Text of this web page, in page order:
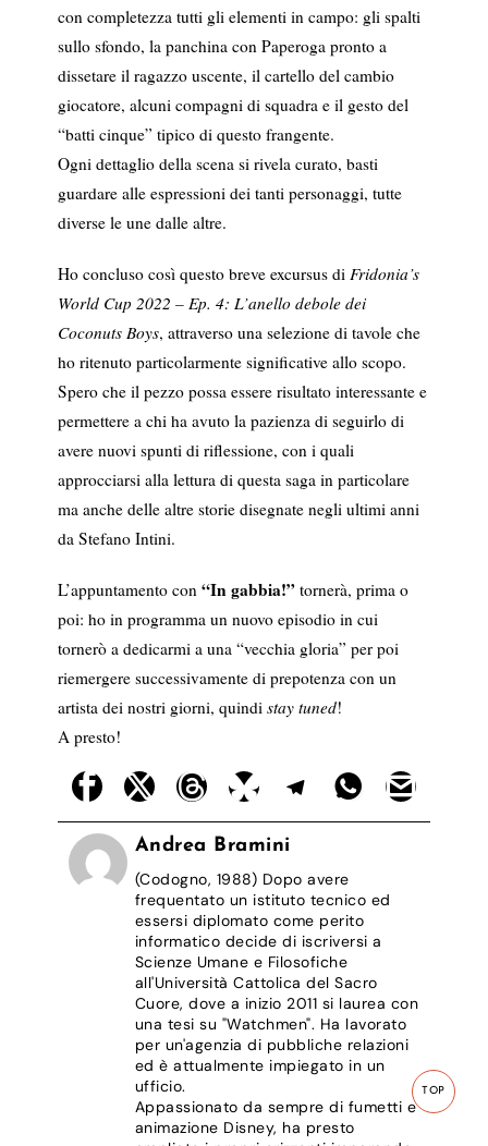
con completezza tutti gli elementi in campo: gli spalti
sullo sfondo, la panchina con Paperoga pronto a
dissetare il ragazzo uscente, il cartello del cambio
giocatore, alcuni compagni di squadra e il gesto del
“batti cinque” tipico di questo frangente.
Ogni dettaglio della scena si rivela curato, basti
guardare alle espressioni dei tanti personaggi, tutte
diverse le une dalle altre.
Ho concluso così questo breve excursus di Fridonia’s
World Cup 2022 – Ep. 4: L’anello debole dei
Coconuts Boys, attraverso una selezione di tavole che
ho ritenuto particolarmente significative allo scopo.
Spero che il pezzo possa essere risultato interessante e
permettere a chi ha avuto la pazienza di seguirlo di
avere nuovi spunti di riflessione, con i quali
approcciarsi alla lettura di questa saga in particolare
ma anche delle altre storie disegnate negli ultimi anni
da Stefano Intini.
L’appuntamento con “In gabbia!”tornerà, prima o
poi: ho in programma un nuovo episodio in cui
tornerò a dedicarmi a una “vecchia gloria” per poi
riemergere successivamente di prepotenza con un
artista dei nostri giorni, quindi stay tuned!
A presto!
Andrea Bramini
(Codogno, 1988) Dopo avere
frequentato un istituto tecnico ed
essersi diplomato come perito
informatico decide di iscriversi a
Scienze Umane e Filosofiche
all'Università Cattolica del Sacro
Cuore, dove a inizio 2011 si laurea con
una tesi su "Watchmen". Ha lavorato
per un'agenzia di pubbliche relazioni
ed è attualmente impiegato in un
ufficio.
Appassionato da sempre di fumetti e
animazione Disney, ha presto
TOP